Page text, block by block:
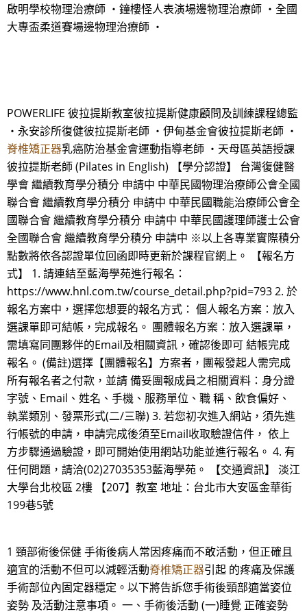
啟明學校物理治療師 ・鐘樓怪人表演場邊物理治療師 ・全國
大專盃柔道賽場邊物理治療師 ・
POWERLIFE 彼拉提斯教室彼拉提斯健康顧問及訓練課程總監
・永安診所復健彼拉提斯老師 ・伊甸基金會彼拉提斯老師 ・
脊椎矯正器乳癌防治基金會運動指導老師 ・天母區英語授課
彼拉提斯老師 (Pilates in English) 【學分認證】 台灣復健醫
學會 繼續教育學分積分 申請中 中華民國物理治療師公會全國
聯合會 繼續教育學分積分 申請中 中華民國職能治療師公會全
國聯合會 繼續教育學分積分 申請中 中華民國護理師護士公會
全國聯合會 繼續教育學分積分 申請中 ※以上各專業實際積分
點數將依各認證單位回函即時更新於課程官網上。 【報名方
式】 1. 請連結至藍海學苑進行報名：
https://www.hnl.com.tw/course_detail.php?pid=793 2. 於
報名方案中，選擇您想要的報名方式： 個人報名方案：放入
選課單即可結帳，完成報名。 團體報名方案：放入選課單，
需填寫同團夥伴的Email及相關資訊，確認後即可 結帳完成
報名。 (備註)選擇【團體報名】方案者，團報發起人需完成
所有報名者之付款，並請 備妥團報成員之相關資料：身分證
字號、Email、姓名、手機、服務單位、職 稱、飲食偏好、
執業類別、發票形式(二/三聯) 3. 若您初次進入網站，須先進
行帳號的申請，申請完成後須至Email收取驗證信件， 依上
方步驟通過驗證，即可開始使用網站功能並進行報名。 4. 有
任何問題，請洽(02)27035353藍海學苑。 【交通資訊】 淡江
大學台北校區 2樓 【207】教室 地址：台北市大安區金華街
199巷5號
1 頸部術後保健 手術後病人常因疼痛而不敢活動，但正確且
適宜的活動不但可以減輕活動脊椎矯正器引起 的疼痛及保護
手術部位內固定器穩定。以下將告訴您手術後頸部適當姿位
姿勢 及活動注意事項。 一、手術後活動 (一)睡覺 正確姿勢